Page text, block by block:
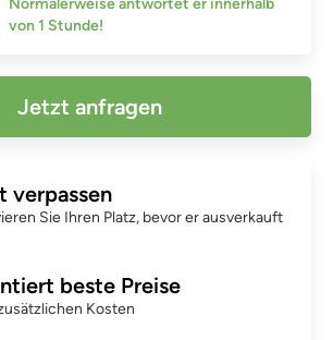
von 1 Stunde!
Jetzt anfragen
verpassen
Sie Ihren Platz, bevor er ausverkauft
beste Preise
Kosten